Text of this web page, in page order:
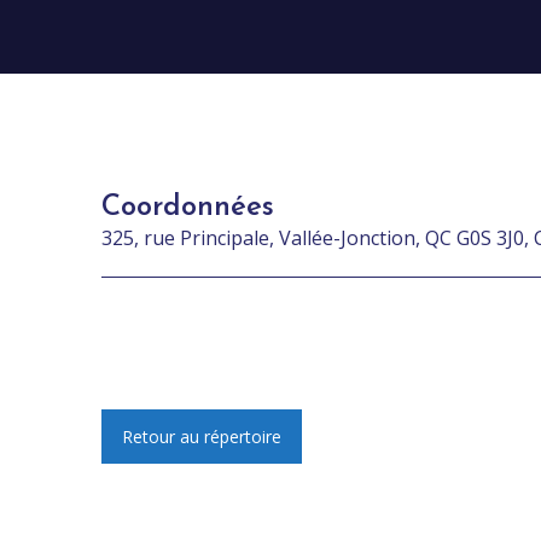
Coordonnées
325, rue Principale, Vallée-Jonction, QC G0S 3J0,
Retour au répertoire